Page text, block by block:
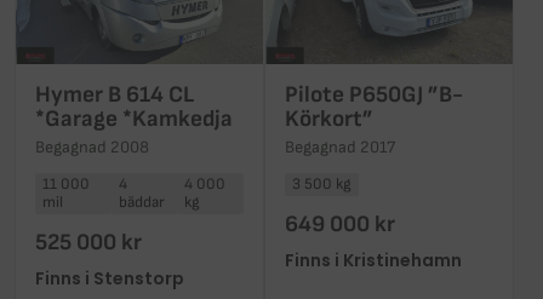
Hymer B 614 CL
*Garage *Kamkedja
Begagnad 2008
11 000
mil
4
bäddar
4 000
kg
525 000 kr
Finns i Stenstorp
Pilote P650GJ ”B-
Körkort”
Begagnad 2017
3 500 kg
649 000 kr
Finns i Kristinehamn